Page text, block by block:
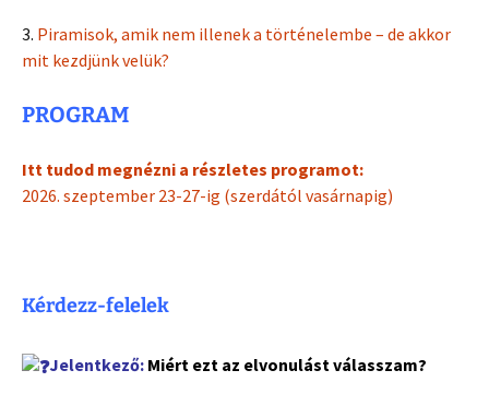
3. Piramisok, amik nem illenek a történelembe – de akkor
mit kezdjünk velük?
PROGRAM
Itt tudod megnézni a részletes programot:
2026. szeptember 23-27-ig (szerdától vasárnapig)
Kérdezz-felelek
Jelentkező: Miért ezt az elvonulást válasszam?